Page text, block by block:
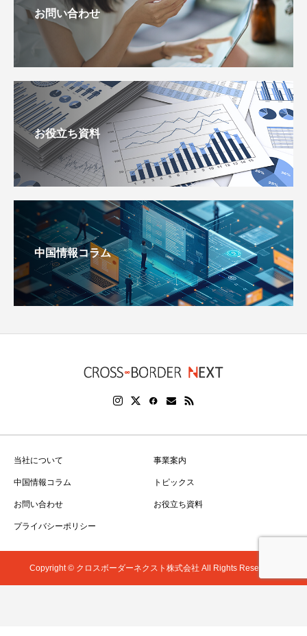
お問い合わせ
お役立ち資料
中国情報コラム
当社について 事業案内
中国情報コラム トピックス
お問い合わせ お役立ち資料
プライバシーポリシー
Copyright © クロスボーダーネクスト株式会社 All Rights Reserved.